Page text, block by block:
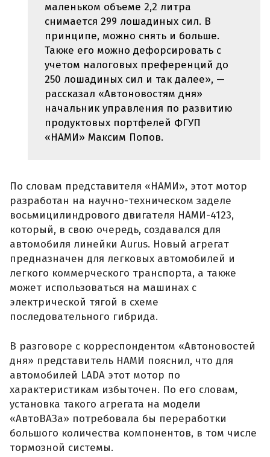
маленьком объеме 2,2 литра
снимается 299 лошадиных сил. В
принципе, можно снять и больше.
Также его можно дефорсировать с
учетом налоговых преференций до
250 лошадиных сил и так далее», —
рассказал «Автоновостям дня»
начальник управления по развитию
продуктовых портфелей ФГУП
«НАМИ» Максим Попов.
По словам представителя «НАМИ», этот мотор
разработан на научно-техническом заделе
восьмицилиндрового двигателя НАМИ-4123,
который, в свою очередь, создавался для
автомобиля линейки Aurus. Новый агрегат
предназначен для легковых автомобилей и
легкого коммерческого транспорта, а также
может использоваться на машинах с
электрической тягой в схеме
последовательного гибрида.
В разговоре с корреспондентом «Автоновостей
дня» представитель НАМИ пояснил, что для
автомобилей LADA этот мотор по
характеристикам избыточен. По его словам,
установка такого агрегата на модели
«АвтоВАЗа» потребовала бы переработки
большого количества компонентов, в том числе
тормозной системы.